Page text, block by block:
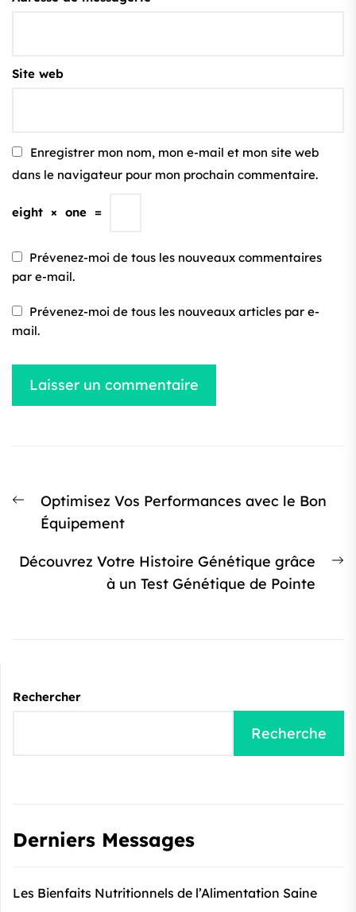
Site web
Enregistrer mon nom, mon e-mail et mon site web
dans le navigateur pour mon prochain commentaire.
eight × one =
Prévenez-moi de tous les nouveaux commentaires
par e-mail.
Prévenez-moi de tous les nouveaux articles par e-
mail.
de
l’article
Article
précédent
Optimisez Vos Performances avec le Bon
Équipement
Découvrez Votre Histoire Génétique grâce
à un Test Génétique de Pointe
Rechercher
Recherche
Derniers Messages
Les Bienfaits Nutritionnels de l’Alimentation Saine